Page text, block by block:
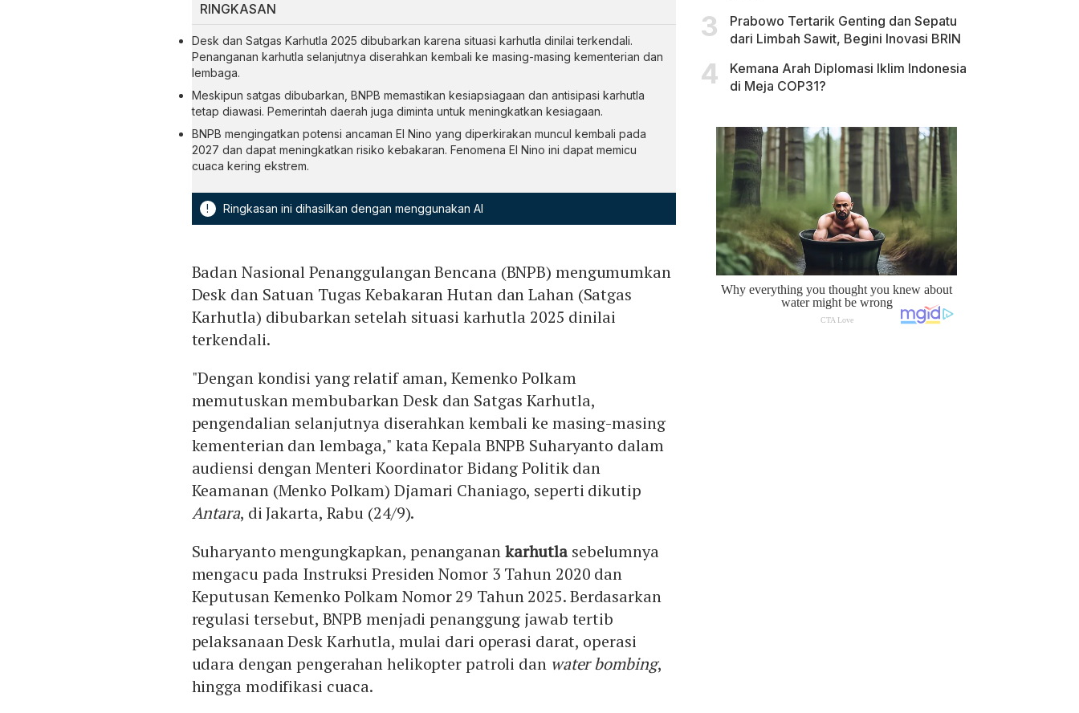
RINGKASAN
Desk dan Satgas Karhutla 2025 dibubarkan karena situasi karhutla dinilai terkendali.
Penanganan karhutla selanjutnya diserahkan kembali ke masing-masing kementerian dan
lembaga.
Meskipun satgas dibubarkan, BNPB memastikan kesiapsiagaan dan antisipasi karhutla
tetap diawasi. Pemerintah daerah juga diminta untuk meningkatkan kesiagaan.
BNPB mengingatkan potensi ancaman El Nino yang diperkirakan muncul kembali pada
2027 dan dapat meningkatkan risiko kebakaran. Fenomena El Nino ini dapat memicu
cuaca kering ekstrem.
! Ringkasan ini dihasilkan dengan menggunakan AI
Badan Nasional Penanggulangan Bencana (BNPB) mengumumkan
Desk dan Satuan Tugas Kebakaran Hutan dan Lahan (Satgas
Karhutla) dibubarkan setelah situasi karhutla 2025 dinilai
terkendali.
"Dengan kondisi yang relatif aman, Kemenko Polkam
memutuskan membubarkan Desk dan Satgas Karhutla,
pengendalian selanjutnya diserahkan kembali ke masing-masing
kementerian dan lembaga," kata Kepala BNPB Suharyanto dalam
audiensi dengan Menteri Koordinator Bidang Politik dan
Keamanan (Menko Polkam) Djamari Chaniago, seperti dikutip
Antara, di Jakarta, Rabu (24/9).
Suharyanto mengungkapkan, penanganankarhutla sebelumnya
mengacu pada Instruksi Presiden Nomor 3 Tahun 2020 dan
Keputusan Kemenko Polkam Nomor 29 Tahun 2025. Berdasarkan
regulasi tersebut, BNPB menjadi penanggung jawab tertib
pelaksanaan Desk Karhutla, mulai dari operasi darat, operasi
udara dengan pengerahan helikopter patroli dan water bombing,
hingga modifikasi cuaca.
Prabowo Tertarik Genting dan Sepatu
dari Limbah Sawit, Begini Inovasi BRIN
Kemana Arah Diplomasi Iklim Indonesia
di Meja COP31?